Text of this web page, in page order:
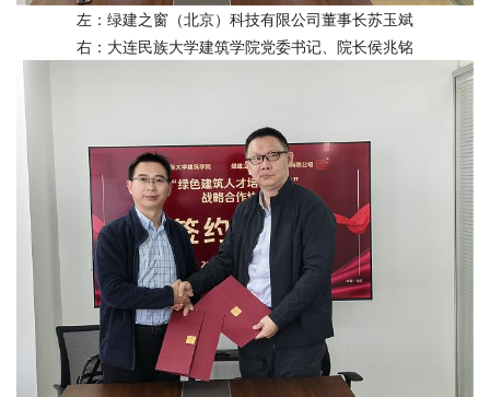
左：绿建之窗（北京）科技有限公司董事长苏玉斌
右：大连民族大学建筑学院党委书记、院长侯兆铭